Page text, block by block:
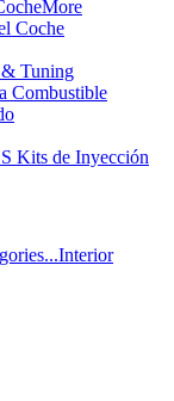
More
Coche
& Tuning
Combustible
Kits de Inyección
Interior